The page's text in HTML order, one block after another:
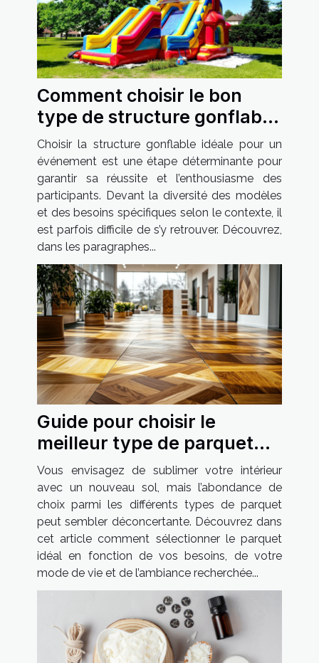
Comment choisir le bon
type de structure gonflable
pour votre événement
Choisir la structure gonflable idéale pour un
événement est une étape déterminante pour
garantir sa réussite et l’enthousiasme des
participants. Devant la diversité des modèles
et des besoins spécifiques selon le contexte, il
est parfois difficile de s’y retrouver. Découvrez,
dans les paragraphes...
Guide pour choisir le
meilleur type de parquet
pour votre maison
Vous envisagez de sublimer votre intérieur
avec un nouveau sol, mais l’abondance de
choix parmi les différents types de parquet
peut sembler déconcertante. Découvrez dans
cet article comment sélectionner le parquet
idéal en fonction de vos besoins, de votre
mode de vie et de l’ambiance recherchée...